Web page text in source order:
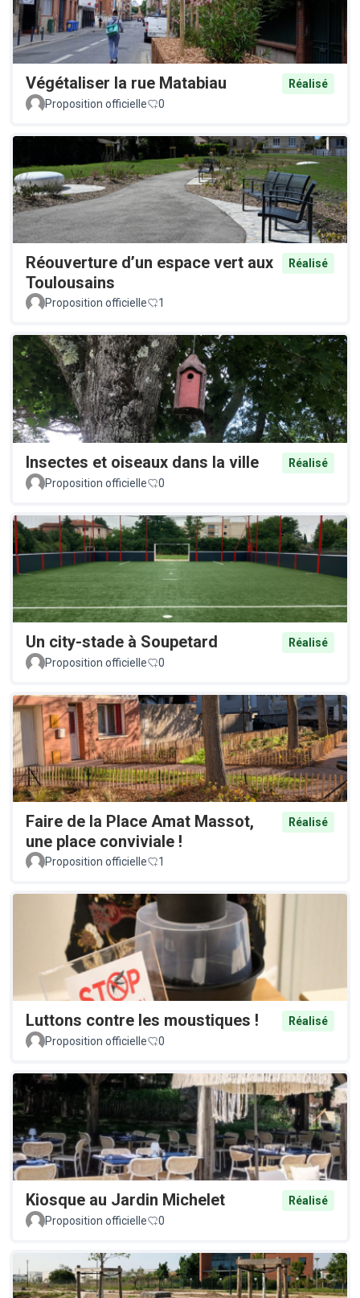
Végétaliser la rue Matabiau
Réalisé
Proposition officielle
0
Réouverture d’un espace vert aux
Toulousains
Réalisé
Proposition officielle 1
Insectes et oiseaux dans la ville
Réalisé
Proposition officielle
0
Un city-stade à Soupetard
Réalisé
Proposition officielle
0
Faire de la Place Amat Massot,
une place conviviale !
Réalisé
Proposition officielle 1
Luttons contre les moustiques !
Réalisé
Proposition officielle
0
Kiosque au Jardin Michelet
Réalisé
Proposition officielle
0